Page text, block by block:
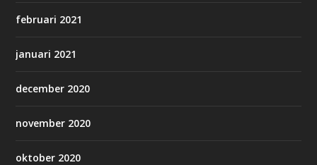
februari 2021
januari 2021
december 2020
november 2020
oktober 2020